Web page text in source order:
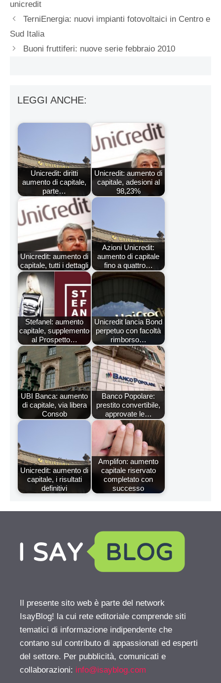
unicredit
TerniEnergia: nuovi impianti fotovoltaici in Centro e
Sud Italia
Buoni fruttiferi: nuove serie febbraio 2010
LEGGI ANCHE:
Unicredit: diritti
aumento di capitale,
parte…
Unicredit: aumento di
capitale, adesioni al
98,23%
Unicredit: aumento di
capitale, tutti i dettagli
Azioni Unicredit:
aumento di capitale
fino a quattro…
Stefanel: aumento
capitale, supplemento
al Prospetto…
Unicredit lancia Bond
perpetuo con facoltà
rimborso…
UBI Banca: aumento
di capitale, via libera
Consob
Banco Popolare:
prestito convertibile,
approvate le…
Unicredit: aumento di
capitale, i risultati
definitivi
Amplifon: aumento
capitale riservato
completato con
successo
Il presente sito web è parte del network
IsayBlog! la cui rete editoriale comprende siti
tematici di informazione indipendente che
contano sul contributo di appassionati ed esperti
del settore. Per pubblicità, comunicati e
collaborazioni: info@isayblog.com